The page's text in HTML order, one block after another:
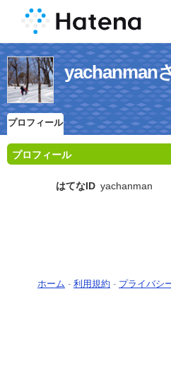
yachanman
プロフィール
プロフィール
はてなID yachanman
ホーム - 利用規約 - プライバシ